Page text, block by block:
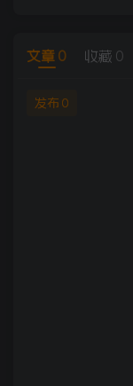
文章 0 收藏 0
发布 0